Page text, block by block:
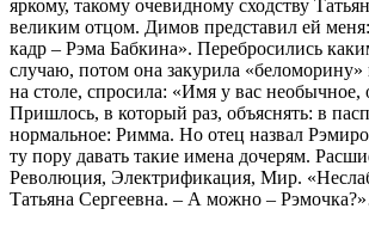
яркому, такому очевидному сходству
великим отцом. Димов представил ей
кадр – Рэма Бабкина». Перебросились
случаю, потом она закурила
на столе, спросила: «Имя у вас необычное,
Пришлось, в который раз, объяснять: в
нормальное: Римма. Но отец назвал
ту пору давать такие имена дочерям.
Революция, Электрификация, Мир.
Татьяна Сергеевна. – А можно –